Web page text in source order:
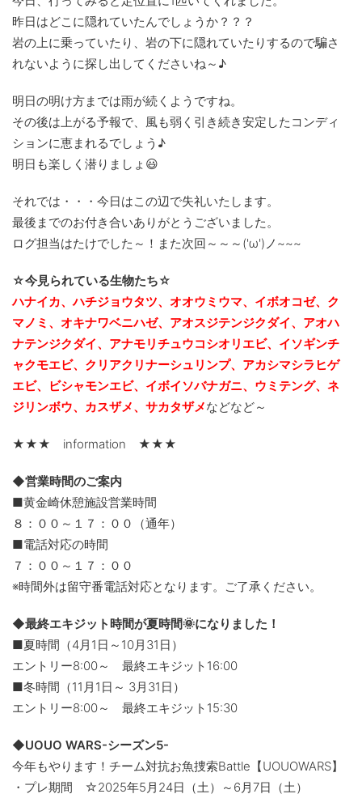
昨日はどこに隠れていたんでしょうか？？？
岩の上に乗っていたり、岩の下に隠れていたりするので騙さ
れないように探し出してくださいね～♪
明日の明け方までは雨が続くようですね。
その後は上がる予報で、風も弱く引き続き安定したコンディ
ションに恵まれるでしょう♪
明日も楽しく潜りましょ😃
それでは・・・今日はこの辺で失礼いたします。
最後までのお付き合いありがとうございました。
ログ担当はたけでした～！また次回～～～('ω')ノ~~~
☆今見られている生物たち☆
ハナイカ、ハチジョウタツ、オオウミウマ、イボオコゼ、ク
マノミ、オキナワベニハゼ、アオスジテンジクダイ、アオハ
ナテンジクダイ、アナモリチュウコシオリエビ、イソギンチ
ャクモエビ、クリアクリナーシュリンプ、アカシマシラヒゲ
エビ、ビシャモンエビ、イボイソバナガニ、ウミテング、ネ
ジリンボウ、カスザメ、サカタザメなどなど～
★★★ information ★★★
◆営業時間のご案内
■黄金崎休憩施設営業時間
８：００～１７：００（通年）
■電話対応の時間
７：００～１７：００
※時間外は留守番電話対応となります。ご了承ください。
◆最終エキジット時間が夏時間🌞になりました！
■夏時間（4月1日～10月31日）
エントリー8:00～ 最終エキジット16:00
■冬時間（11月1日～ 3月31日）
エントリー8:00～ 最終エキジット15:30
◆UOUO WARS-シーズン5-
今年もやります！チーム対抗お魚捜索Battle【UOUOWARS】
・プレ期間 ☆2025年5月24日（土）～6月7日（土）